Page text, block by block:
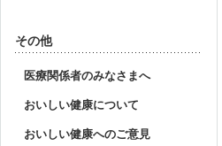
その他
医療関係者のみなさまへ
おいしい健康について
おいしい健康へのご意見